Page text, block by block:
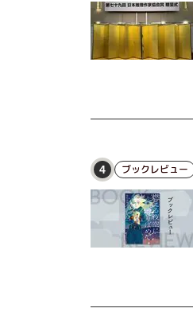
4 ブックレビュー